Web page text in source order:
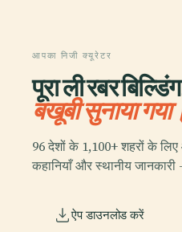
आपका निजी क्यूरेटर
पूरा ली रबर
बखूबी सुनाया
96 देशों के 1,100+ शहरों के लिए
कहानियाँ और स्थानीय
ऐप डाउनलोड करें